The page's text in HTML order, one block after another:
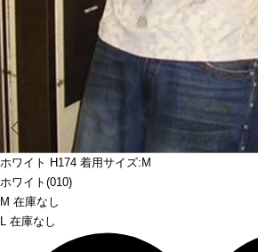
ホワイト H174 着用サイズ:M
ホワイト(010)
M 在庫なし
L 在庫なし